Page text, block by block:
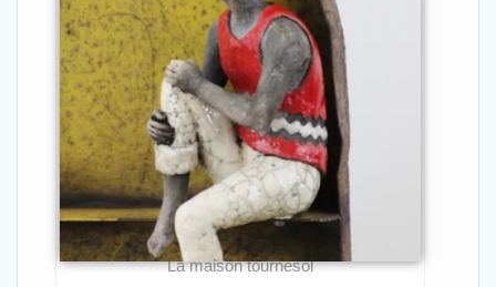
La maison tournesol